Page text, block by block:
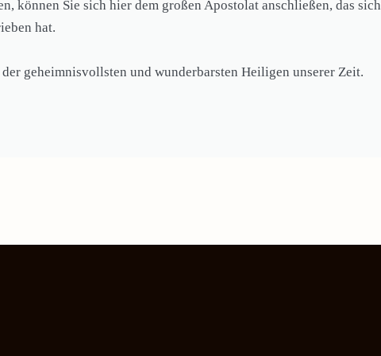
können Sie sich hier dem großen Apostolat anschließen, das sich
hat.
geheimnisvollsten und wunderbarsten Heiligen unserer Zeit.